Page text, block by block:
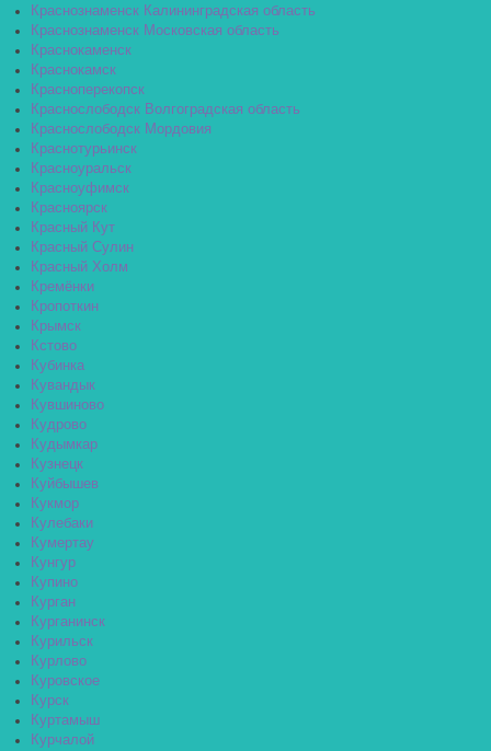
Краснознаменск Калининградская область
Краснознаменск Московская область
Краснокаменск
Краснокамск
Красноперекопск
Краснослободск Волгоградская область
Краснослободск Мордовия
Краснотурьинск
Красноуральск
Красноуфимск
Красноярск
Красный Кут
Красный Сулин
Красный Холм
Кремёнки
Кропоткин
Крымск
Кстово
Кубинка
Кувандык
Кувшиново
Кудрово
Кудымкар
Кузнецк
Куйбышев
Кукмор
Кулебаки
Кумертау
Кунгур
Купино
Курган
Курганинск
Курильск
Курлово
Куровское
Курск
Куртамыш
Курчалой